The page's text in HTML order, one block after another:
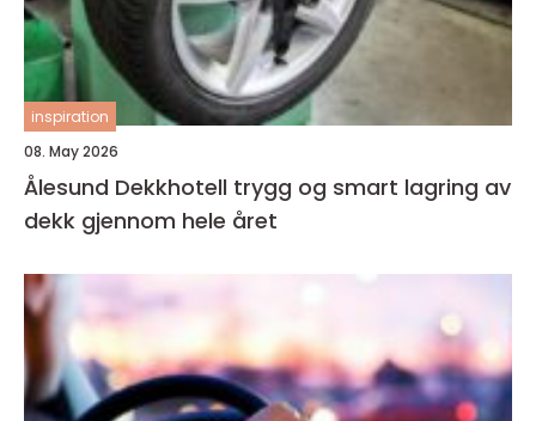
inspiration
08. May 2026
Ålesund Dekkhotell trygg og smart lagring av
dekk gjennom hele året